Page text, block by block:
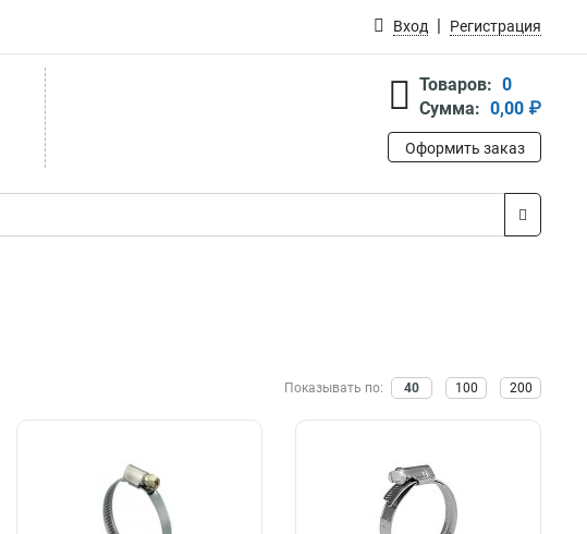
Вход Регистрация
Товаров: 0
Сумма: 0,00 ₽
Оформить заказ
Показывать по: 40 100 200